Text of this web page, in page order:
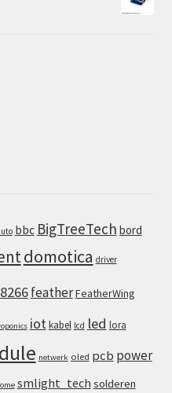
bbc BigTreeTech bord
domotica driver
featherFeatherWing
iot kabel lcd led lora
netwerk oled pcb power
smlight_tech solderen